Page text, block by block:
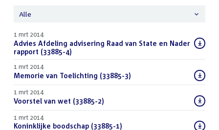
Alle
1 mrt 2014
Download
bestand:
Advies Afdeling advisering Raad van State en Nader
rapport (33885-4)
1 mrt 2014
Download
bestand:
Memorie van Toelichting (33885-3)
1 mrt 2014
Download
bestand:
Voorstel van wet (33885-2)
1 mrt 2014
Download
Koninklijke boodschap (33885-1)